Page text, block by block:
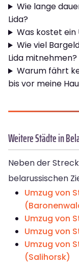
Wie lange
Lida?
Was kostet ein
Wie viel
Lida mitnehmen?
Warum fährt
bis vor meine
Weitere Städte in
Neben der
belarussischen
Umzug von
Umzug von
Umzug von
Umzug von
(Salihorsk)